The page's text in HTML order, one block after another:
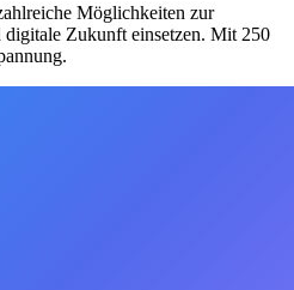
Möglichkeiten zur
digitale Zukunft einsetzen. Mit 250